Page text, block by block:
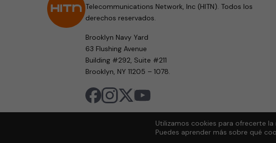
Telecommunications Network, Inc (HITN). Todos los
derechos reservados.
Brooklyn Navy Yard
63 Flushing Avenue
Building #292, Suite #211
Brooklyn, NY 11205 – 1078.
Utilizamos cookies para ofrecerte
Puedes aprender más sobre qué